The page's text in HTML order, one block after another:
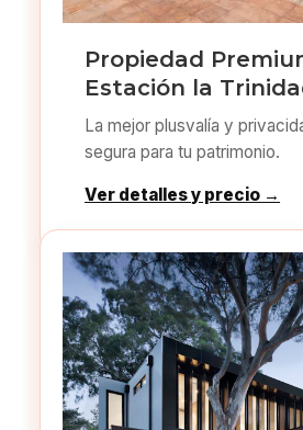
Propiedad
Estación la
La mejor plusvalía y
segura para tu patrimonio.
Ver detalles y precio →